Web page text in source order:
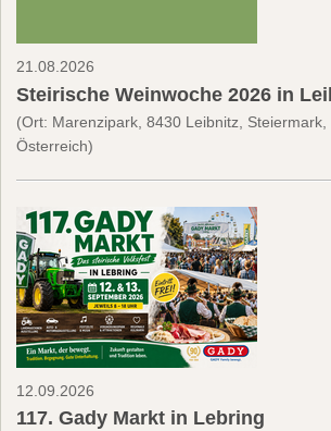
21.08.2026
Steirische Weinwoche 2026 in
(Ort: Marenzipark, 8430 Leibnitz, Steiermark,
Österreich)
12.09.2026
117. Gady Markt in Lebring